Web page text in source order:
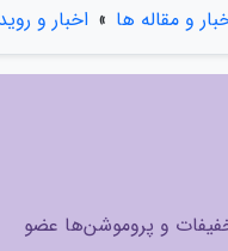
و مقاله ها » اخبار و
و پروموشن‌ها عضو